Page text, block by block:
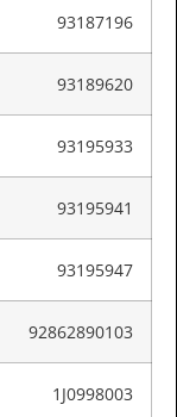
93187196
93189620
93195933
93195941
93195947
92862890103
1J0998003